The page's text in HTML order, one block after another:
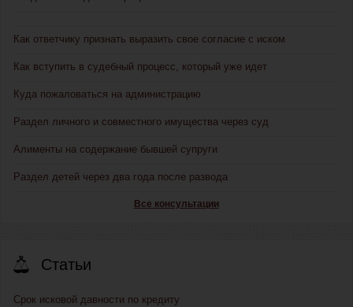
Как ответчику признать выразить свое согласие с иском
Как вступить в судебный процесс, который уже идет
Куда пожаловаться на администрацию
Раздел личного и совместного имущества через суд
Алименты на содержание бывшей супруги
Раздел детей через два года после развода
Все консультации
Статьи
Срок исковой давности по кредиту